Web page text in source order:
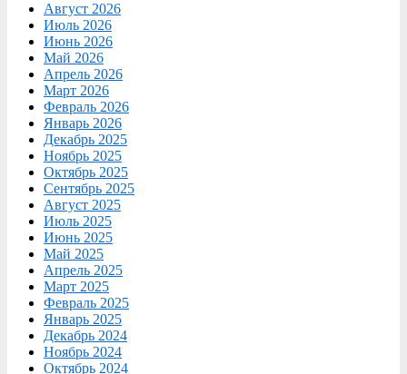
Август 2026
Июль 2026
Июнь 2026
Май 2026
Апрель 2026
Март 2026
Февраль 2026
Январь 2026
Декабрь 2025
Ноябрь 2025
Октябрь 2025
Сентябрь 2025
Август 2025
Июль 2025
Июнь 2025
Май 2025
Апрель 2025
Март 2025
Февраль 2025
Январь 2025
Декабрь 2024
Ноябрь 2024
Октябрь 2024